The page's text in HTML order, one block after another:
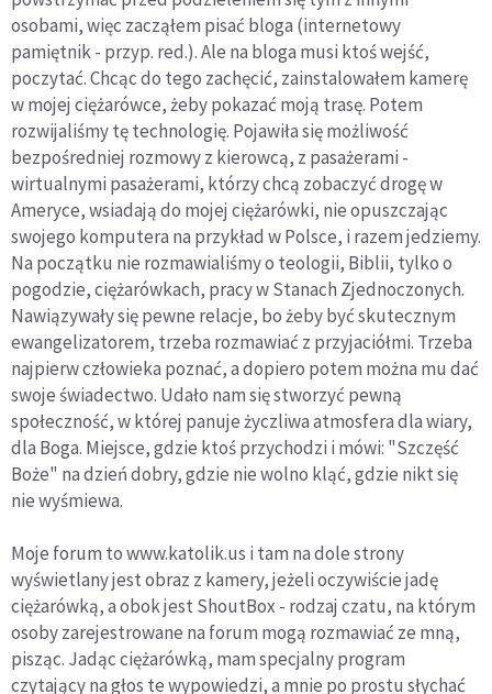
osobami, więc zacząłem pisać bloga (internetowy
pamiętnik - przyp. red.). Ale na bloga musi ktoś wejść,
poczytać. Chcąc do tego zachęcić, zainstalowałem kamerę
w mojej ciężarówce, żeby pokazać moją trasę. Potem
rozwijaliśmy tę technologię. Pojawiła się możliwość
bezpośredniej rozmowy z kierowcą, z pasażerami -
wirtualnymi pasażerami, którzy chcą zobaczyć drogę w
Ameryce, wsiadają do mojej ciężarówki, nie opuszczając
swojego komputera na przykład w Polsce, i razem jedziemy.
Na początku nie rozmawialiśmy o teologii, Biblii, tylko o
pogodzie, ciężarówkach, pracy w Stanach Zjednoczonych.
Nawiązywały się pewne relacje, bo żeby być skutecznym
ewangelizatorem, trzeba rozmawiać z przyjaciółmi. Trzeba
najpierw człowieka poznać, a dopiero potem można mu dać
swoje świadectwo. Udało nam się stworzyć pewną
społeczność, w której panuje życzliwa atmosfera dla wiary,
dla Boga. Miejsce, gdzie ktoś przychodzi i mówi: "Szczęść
Boże" na dzień dobry, gdzie nie wolno kląć, gdzie nikt się
nie wyśmiewa.
Moje forum to www.katolik.us i tam na dole strony
wyświetlany jest obraz z kamery, jeżeli oczywiście jadę
ciężarówką, a obok jest ShoutBox - rodzaj czatu, na którym
osoby zarejestrowane na forum mogą rozmawiać ze mną,
pisząc. Jadąc ciężarówką, mam specjalny program
czytający na głos te wypowiedzi, a mnie po prostu słychać